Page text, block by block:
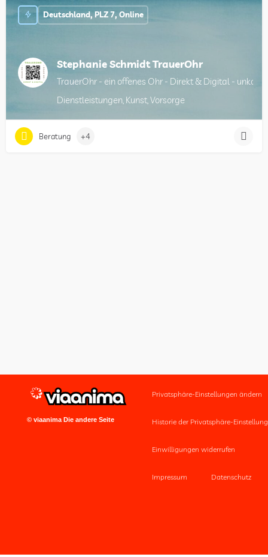
Stephanie Schmidt TrauerOhr
TrauerOhr - ein offenes Ohr - Direkt & Digital -
Dienstleistungen, Kunst, Vorsorge
Deutschland, PLZ 7, Online
Beratung +4
© viaanima Die andere Seite
Privatsphäre-Einstellungen ändern
Historie der Privatsphäre-
Einwilligungen widerrufen
Impressum Datenschutz